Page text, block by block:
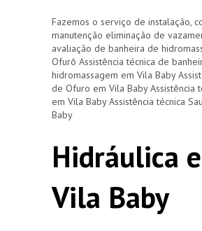
Fazemos o serviço de instalação,
manutenção eliminação de
avaliação de banheira de
Ofurô Assistência técnica de
hidromassagem em Vila Baby
de Ofuro em Vila Baby Assistência
em Vila Baby Assistência técnica
Baby
Hidráulica
Vila Baby